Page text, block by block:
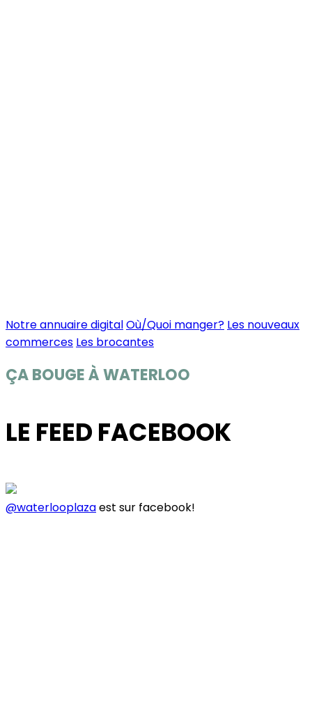
Notre annuaire digitalOù/Quoi manger? Les nouveaux
commerces Les brocantes
ÇA BOUGE À WATERLOO
LE FEED FACEBOOK
@waterlooplazaest sur facebook!